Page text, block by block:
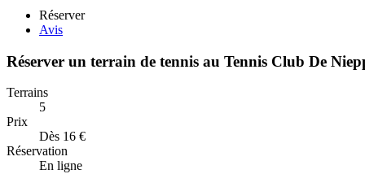
Réserver
Avis
Réserver un terrain de tennis au Tennis Club De
Terrains
5
Prix
Dès 16 €
Réservation
En ligne